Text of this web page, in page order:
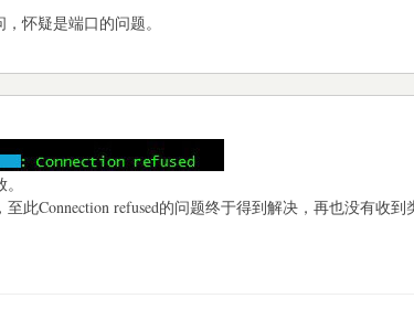
怀疑是端口的问题。
此Connection refused的问题终于得到解决，再也没有收到